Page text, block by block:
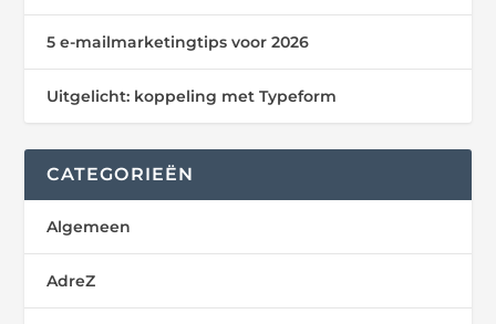
5 e-mailmarketingtips voor 2026
Uitgelicht: koppeling met Typeform
CATEGORIEËN
Algemeen
AdreZ